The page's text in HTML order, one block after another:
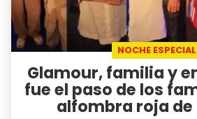
NOCHE ESPECIAL
Glamour, familia y
fue el paso de los
alfombra roja de